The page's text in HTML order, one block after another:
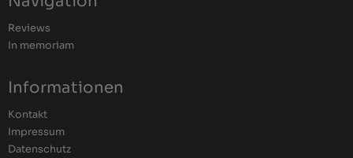
Reviews
In memoriam
Informationen
Kontakt
Impressum
Datenschutz